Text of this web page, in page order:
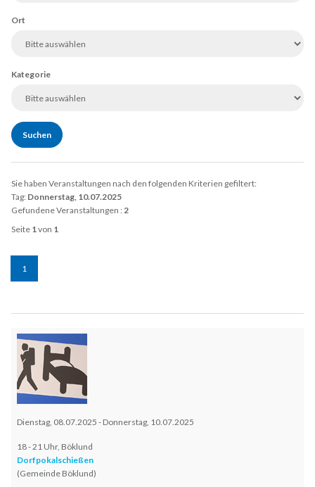
Ort
Kategorie
Sie haben Veranstaltungen nach den folgenden Kriterien gefiltert:
Tag: Donnerstag, 10.07.2025
Gefundene Veranstaltungen : 2
Seite 1von 1
1
Dienstag, 08.07.2025 - Donnerstag, 10.07.2025
18 - 21 Uhr, Böklund
Dorfpokalschießen
(Gemeinde Böklund)